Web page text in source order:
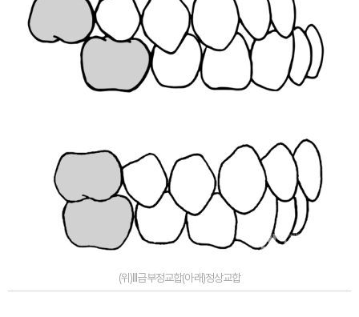
(위)III급부정교합(아래)정상교합